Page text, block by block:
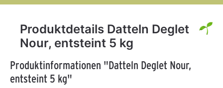
Produktdetails Datteln Deglet
Nour, entsteint 5 kg
Produktinformationen "Datteln Deglet Nour,
entsteint 5 kg"